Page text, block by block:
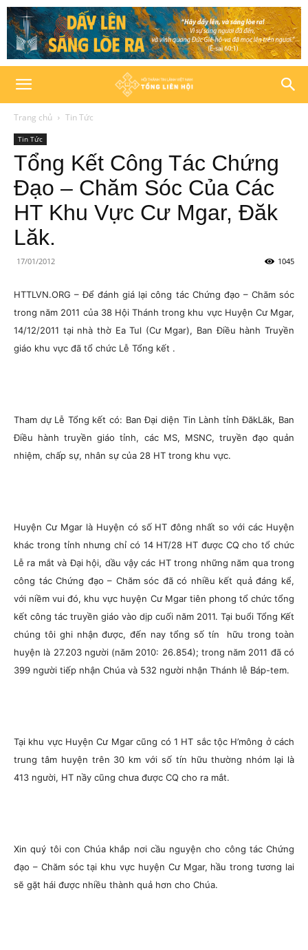
Trang chủ Tin Tức
Tin Tức
Tổng Kết Công Tác Chứng
Đạo – Chăm Sóc Của Các
HT Khu Vực Cư Mgar, Đăk
Lăk.
17/01/2012 1045
HTTLVN.ORG – Để đánh giá lại công tác Chứng đạo – Chăm sóc
trong năm 2011 của 38 Hội Thánh trong khu vực Huyện Cư Mgar,
14/12/2011 tại nhà thờ Ea Tul (Cư Mgar), Ban Điều hành Truyền
giáo khu vực đã tổ chức Lễ Tổng kết .
Tham dự Lễ Tổng kết có: Ban Đại diện Tin Lành tỉnh ĐăkLăk, Ban
Điều hành truyền giáo tỉnh, các MS, MSNC, truyền đạo quản
nhiệm, chấp sự, nhân sự của 28 HT trong khu vực.
Huyện Cư Mgar là Huyện có số HT đông nhất so với các Huyện
khác trong tỉnh nhưng chỉ có 14 HT/28 HT được CQ cho tổ chức
Lễ ra mắt và Đại hội, dầu vậy các HT trong những năm qua trong
công tác Chứng đạo – Chăm sóc đã có nhiều kết quả đáng kể,
với niềm vui đó, khu vực huyện Cư Mgar tiên phong tổ chức tổng
kết công tác truyền giáo vào dịp cuối năm 2011. Tại buổi Tổng Kết
chúng tôi ghi nhận được, đến nay tổng số tín hữu trong toàn
huyện là 27.203 người (năm 2010: 26.854); trong năm 2011 đã có
399 người tiếp nhận Chúa và 532 người nhận Thánh lễ Báp-tem.
Tại khu vực Huyện Cư Mgar cũng có 1 HT sắc tộc H’mông ở cách
trung tâm huyện trên 30 km với số tín hữu thường nhóm lại là
413 người, HT nầy cũng chưa được CQ cho ra mắt.
Xin quý tôi con Chúa khắp nơi cầu nguyện cho công tác Chứng
đạo – Chăm sóc tại khu vực huyện Cư Mgar, hầu trong tương lai
sẽ gặt hái được nhiều thành quả hơn cho Chúa.